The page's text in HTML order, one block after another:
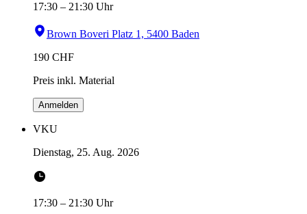
17:30 – 21:30 Uhr
Brown Boveri Platz 1, 5400 Baden
190 CHF
Preis inkl. Material
Anmelden
VKU
Dienstag, 25. Aug. 2026
17:30 – 21:30 Uhr